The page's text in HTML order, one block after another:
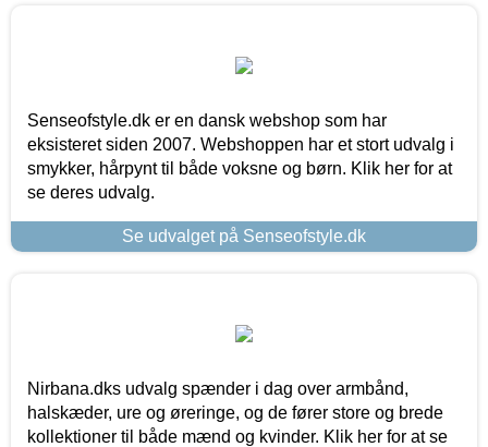
Senseofstyle.dk er en dansk webshop som har
eksisteret siden 2007. Webshoppen har et stort udvalg i
smykker, hårpynt til både voksne og børn. Klik her for at
se deres udvalg.
Se udvalget på Senseofstyle.dk
Nirbana.dks udvalg spænder i dag over armbånd,
halskæder, ure og øreringe, og de fører store og brede
kollektioner til både mænd og kvinder. Klik her for at se